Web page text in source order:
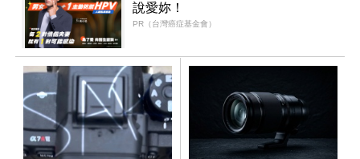
說愛妳！
PR（台灣癌症基金會）